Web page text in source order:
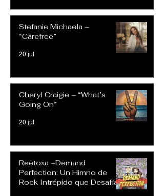
Stefanie Michaela –
“Carefree”
20 jul
Cheryl Craigie – “What’s
Going On”
20 jul
Reetoxa –Demand
Perfection: Un Himno de
Rock Intrépido que Desafía